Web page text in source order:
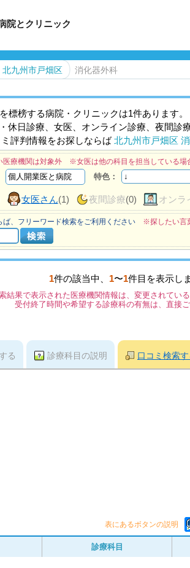
院とクリニック
北九州市戸畑区 消化器外科
標榜する病院・クリニックは1件あります。
休日診療、女医、オンライン診療、夜間診
評判情報をお探しならば北九州市戸畑区
療機関は対象外 ※女医は他の科目を担当している場
特色：
女医さん(1) 夜間診療(0) オンラ
ば、フリーワード検索をご利用ください ※探したい言
1件の該当中、 1〜1件目を表示し
結果で表示された医療機関情報は、変更されている
受付終了時間や希望する診療科の有無は、直接ご
る 診療科目の説明 口コミ検索す
表にあるボタンの説明
診療科目